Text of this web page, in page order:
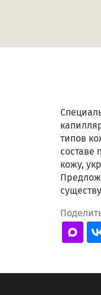
типов
составе
кожу,